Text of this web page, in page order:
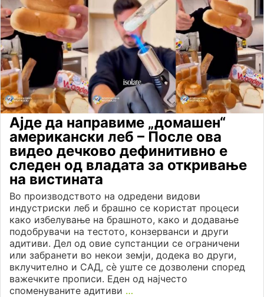
Ајде да направиме „домашен“
американски леб – После ова
видео дечково дефинитивно е
следен од владата за откривање
на вистината
Во производството на одредени видови
индустриски леб и брашно се користат процеси
како избелување на брашното, како и додавање
подобрувачи на тестото, конзерванси и други
адитиви. Дел од овие супстанции се ограничени
или забранети во некои земји, додека во други,
вклучително и САД, сè уште се дозволени според
важечките прописи. Еден од најчесто
споменуваните адитиви …